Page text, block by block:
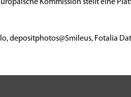
Kommission stellt eine
depositphotos@Smileus, Fotalia